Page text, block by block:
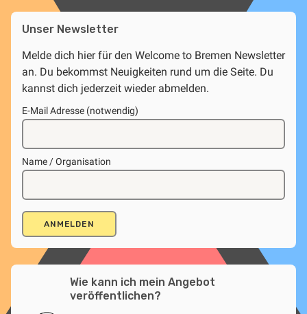
Unser Newsletter
Melde dich hier für den Welcome to Bremen Newsletter
an. Du bekommst Neuigkeiten rund um die Seite. Du
kannst dich jederzeit wieder abmelden.
E-Mail Adresse (notwendig)
Name / Organisation
Wie kann ich mein Angebot
veröffentlichen?